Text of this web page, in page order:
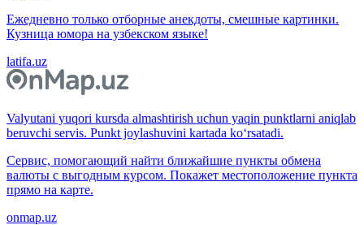
Ежедневно только отборные анекдоты, смешные картинки.
Кузница юмора на узбекском языке!
latifa.uz
Valyutani yuqori kursda almashtirish uchun yaqin punktlarni aniqlab
beruvchi servis. Punkt joylashuvini kartada ko‘rsatadi.
Сервис, помогающий найти ближайшие пункты обмена
валюты с выгодным курсом. Покажет местоположение пункта
прямо на карте.
onmap.uz